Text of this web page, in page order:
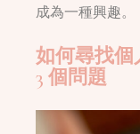
成為一種興趣。
如何尋找
3 個問題